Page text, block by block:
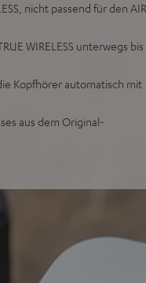
nicht passend für den
WIRELESS unterwegs bis
Kopfhörer automatisch mit
aus dem Original-